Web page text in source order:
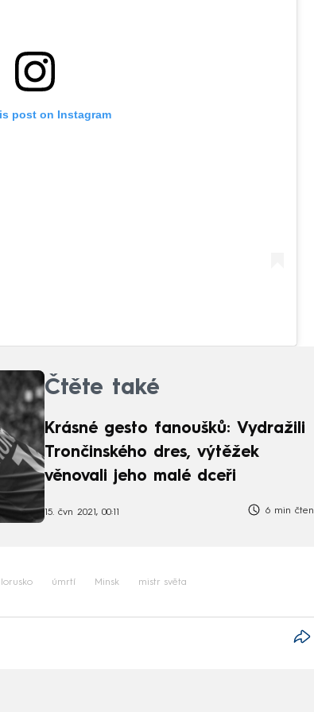
post on Instagram
Čtěte také
Krásné gesto fanoušků: Vydražili
Trončinského dres, výtěžek
věnovali jeho malé dceři
15. čvn 2021, 00:11 6 min
úmrtí Minsk mistr světa